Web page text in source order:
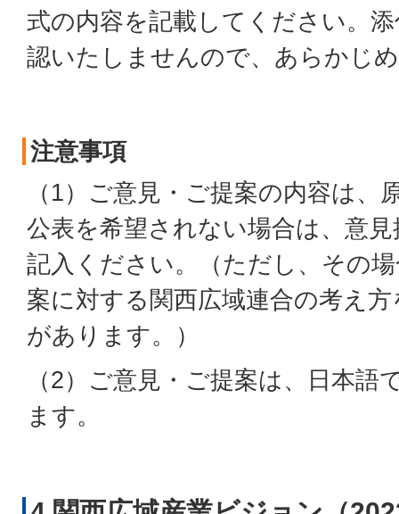
式の内容を記載してください。
認いたしませんので、あらかじ
注意事項
（1）ご意見・ご提案の内容は、
公表を希望されない場合は、意
記入ください。（ただし、その
案に対する関西広域連合の考え
があります。）
（2）ご意見・ご提案は、日本
ます。